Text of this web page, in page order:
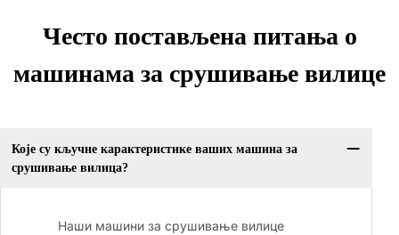
Често постављена питања о
машинама за срушивање вилице
Које су кључне карактеристике ваших машина за
срушивање вилица?
Наши машини за срушивање вилице